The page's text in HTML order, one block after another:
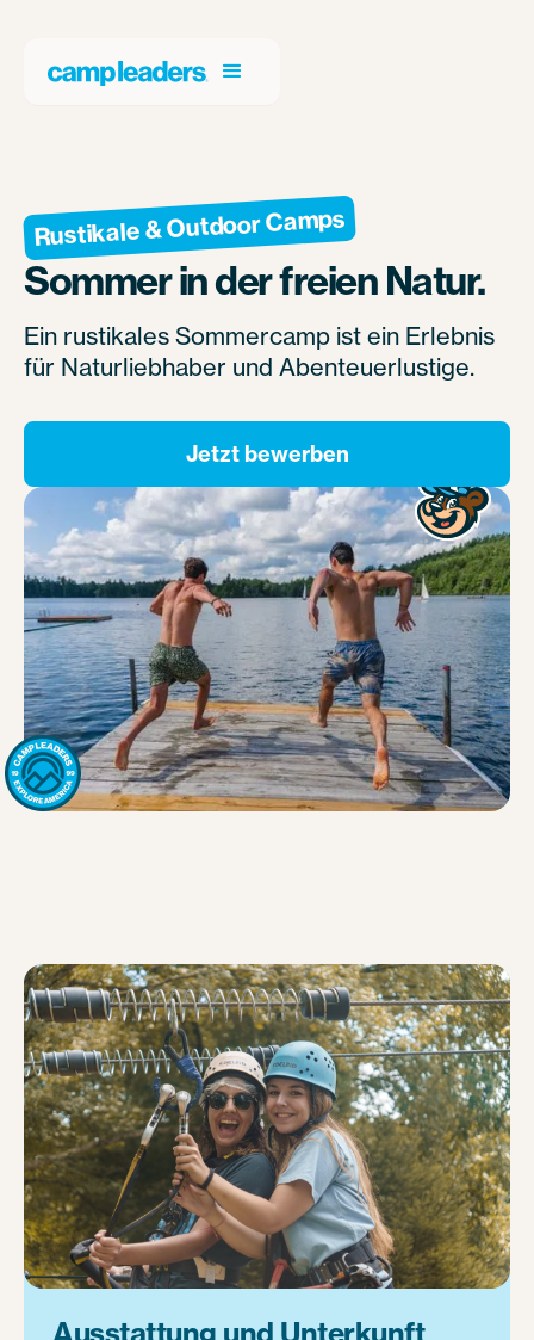
Rustikale & Outdoor Camps
Sommer in der freien Natur.
Ein rustikales Sommercamp ist ein Erlebnis
für Naturliebhaber und Abenteuerlustige.
Jetzt bewerben
Ausstattung und Unterkunft